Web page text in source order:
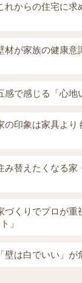
れからの住宅に求
材が家族の健康意
感で感じる「心地
の印象は家具より
み替えたくなる家
づくりでプロが重
」
「壁は白でいい」が